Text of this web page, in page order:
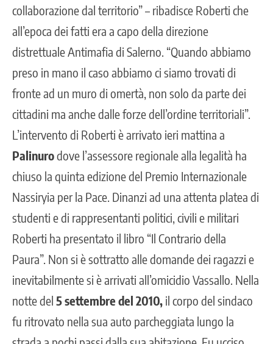
collaborazione dal territorio” – ribadisce Roberti che
all’epoca dei fatti era a capo della direzione
distrettuale Antimafia di Salerno. “Quando abbiamo
preso in mano il caso abbiamo ci siamo trovati di
fronte ad un muro di omertà, non solo da parte dei
cittadini ma anche dalle forze dell’ordine territoriali”.
L’intervento di Roberti è arrivato ieri mattina a
Palinurodove l’assessore regionale alla legalità ha
chiuso la quinta edizione del Premio Internazionale
Nassiryia per la Pace. Dinanzi ad una attenta platea di
studenti e di rappresentanti politici, civili e militari
Roberti ha presentato il libro “Il Contrario della
Paura”. Non si è sottratto alle domande dei ragazzi e
inevitabilmente si è arrivati all’omicidio Vassallo. Nella
notte del 5 settembre del 2010, il corpo del sindaco
fu ritrovato nella sua auto parcheggiata lungo la